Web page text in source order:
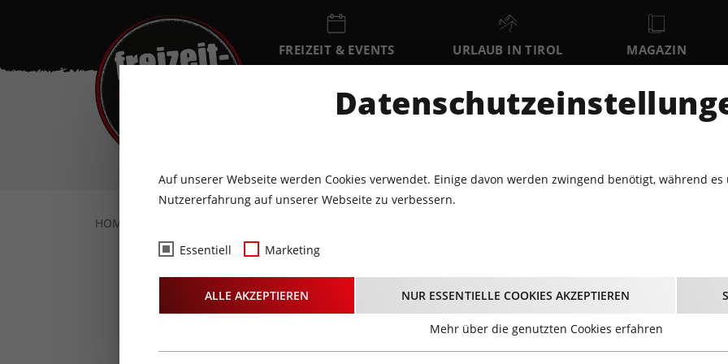
FREIZEIT & EVENTS URLAUB IN TIROL MAGAZIN
EVENTKALENDER
FR SA SO 10
HOME
Let's swing and
24.09.2022 - Beginn 19:00 Uhr
Auf unserer Webseite werden Cookies verwendet. Einige davon werden zwingend benötigt, während
Nutzererfahrung auf unserer Webseite zu verbessern.
Essentiell Marketing
ALLE AKZEPTIEREN NUR ESSENTIELLE COOKIES AKZEPTIEREN
Mehr über die genutzten Cookies erfahren